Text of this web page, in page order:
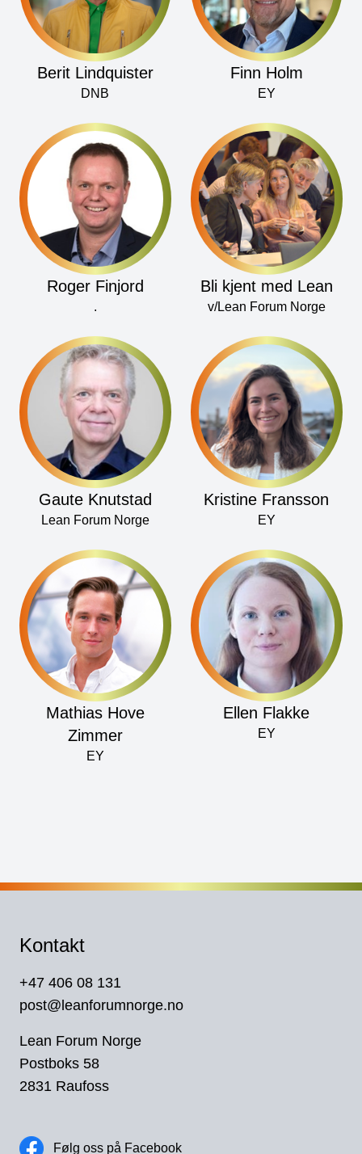
Berit Lindquister
DNB
Finn Holm
EY
Roger Finjord
.
Bli kjent med Lean
v/Lean Forum Norge
Gaute Knutstad
Lean Forum Norge
Kristine Fransson
EY
Mathias Hove
Zimmer
EY
Ellen Flakke
EY
Kontakt
+47 406 08 131
post@leanforumnorge.no
Lean Forum Norge
Postboks 58
2831 Raufoss
Følg oss på Facebook